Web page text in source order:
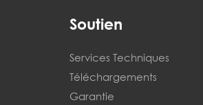
Soutien
Services Techniques
Téléchargements
Garantie